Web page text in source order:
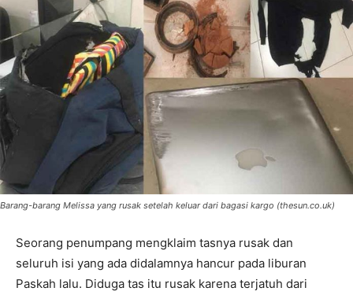
Barang-barang Melissa yang rusak setelah keluar dari bagasi kargo (thesun.co.uk)
Seorang penumpang mengklaim tasnya rusak dan
seluruh isi yang ada didalamnya hancur pada liburan
Paskah lalu. Diduga tas itu rusak karena terjatuh dari